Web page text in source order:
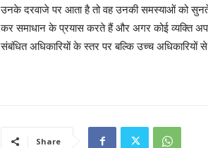
उनके दरवाजे पर आता है तो वह उनकी समस्याओं को
कर समाधान के प्रयास करते हैं और अगर कोई व्यक्ति
संबंधित अधिकारियों के स्तर पर बल्कि उच्च
Share